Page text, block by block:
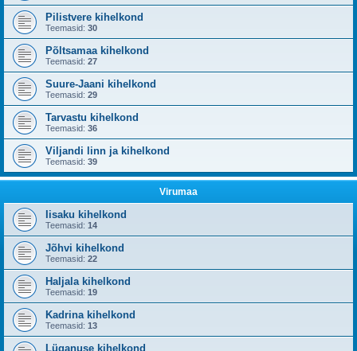
Pilistvere kihelkond
Teemasid: 30
Põltsamaa kihelkond
Teemasid: 27
Suure-Jaani kihelkond
Teemasid: 29
Tarvastu kihelkond
Teemasid: 36
Viljandi linn ja kihelkond
Teemasid: 39
Virumaa
Iisaku kihelkond
Teemasid: 14
Jõhvi kihelkond
Teemasid: 22
Haljala kihelkond
Teemasid: 19
Kadrina kihelkond
Teemasid: 13
Lüganuse kihelkond